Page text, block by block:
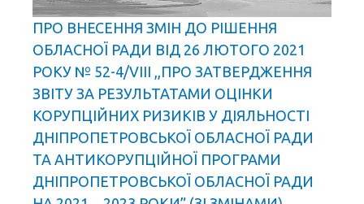
ПРО ВНЕСЕННЯ ЗМІН ДО РІШЕННЯ
ОБЛАСНОЇ РАДИ ВІД 26 ЛЮТОГО 2021
РОКУ № 52-4/VІІІ ,,ПРО ЗАТВЕРДЖЕННЯ
ЗВІТУ ЗА РЕЗУЛЬТАТАМИ ОЦІНКИ
КОРУПЦІЙНИХ РИЗИКІВ У ДІЯЛЬНОСТІ
ДНІПРОПЕТРОВСЬКОЇ ОБЛАСНОЇ РАДИ
ТА АНТИКОРУПЦІЙНОЇ ПРОГРАМИ
ДНІПРОПЕТРОВСЬКОЇ ОБЛАСНОЇ РАДИ